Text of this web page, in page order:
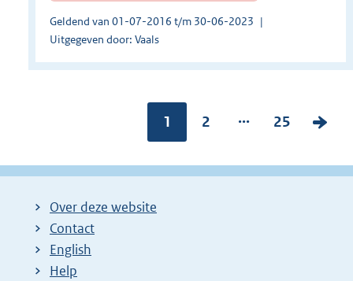
Geldend van 01-07-2016 t/m 30-06-2023
Uitgegeven door: Vaals
Pagina:
1
P
g
2 ...
P
g
25
V
l
Over deze website
Contact
English
Help